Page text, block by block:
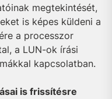
megtekintését,
is képes küldeni a
a processzor
a LUN-ok írási
kapcsolatban.
is frissítésre